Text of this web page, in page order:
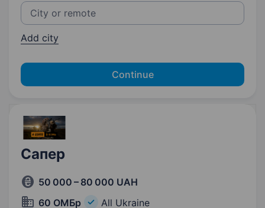
Add city
Continue
Сапер
50 000 – 80 000 UAH
60 ОМБр
All Ukraine